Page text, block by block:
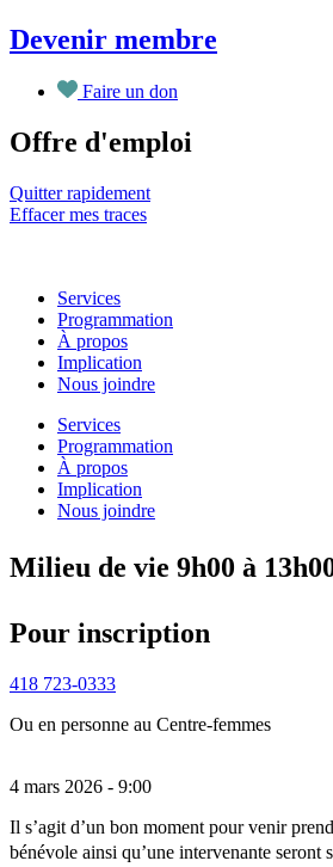
Aller
au
contenu
Devenir membre
Faire un don
Offre d'emploi
Quitter rapidement
Effacer mes traces
Services
Programmation
À propos
Implication
Nous joindre
Services
Programmation
À propos
Implication
Nous joindre
Milieu de vie 9h00 à
Pour inscription
418 723-0333
Ou en personne au Centre-femmes
4 mars 2026 - 9:00
Il s’agit d’un bon moment pour venir
bénévole ainsi qu’une intervenante seront